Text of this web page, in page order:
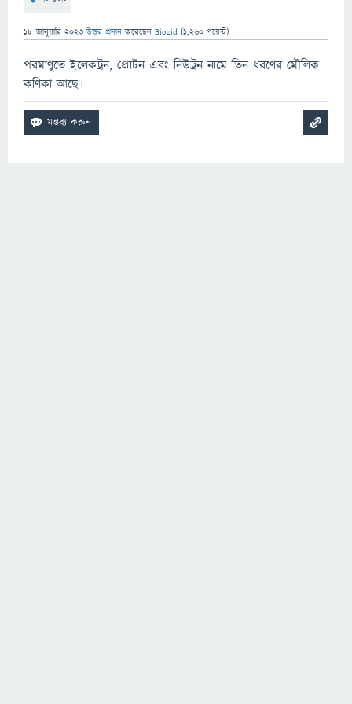
18 জানুয়ারি 2023 উত্তর প্রদান করেছেন Biozid (1,260 পয়েন্ট)
পরমাণুতে ইলেকট্রন, প্রোটন এবং নিউট্রন নামে তিন ধরণের মৌলিক
কণিকা আছে।